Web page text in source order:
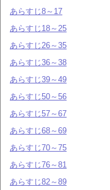
あらすじ8～17
あらすじ18～25
あらすじ26～35
あらすじ36～38
あらすじ39～49
あらすじ50～56
あらすじ57～67
あらすじ68～69
あらすじ70～75
あらすじ76～81
あらすじ82～89